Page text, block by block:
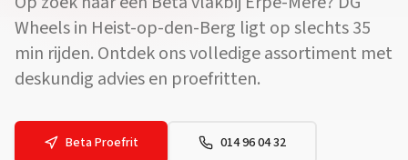
Wheels in Heist-op-den-Berg ligt op slechts35
min rijden. Ontdek ons volledige assortiment met
deskundig advies en proefritten.
BetaProefrit 014 96 04 32